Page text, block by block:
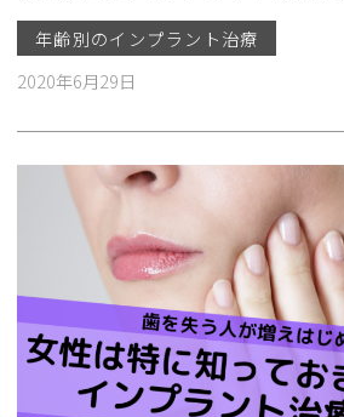
年齢別のインプラント治療
2020年6月29日